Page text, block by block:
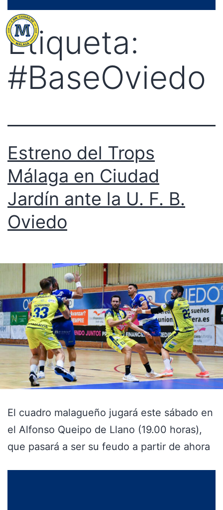
contenido
Etiqueta:
#BaseOviedo
Estreno del Trops
Málaga en Ciudad
Jardín ante la U. F. B.
Oviedo
El cuadro malagueño jugará este sábado en
el Alfonso Queipo de Llano (19.00 horas),
que pasará a ser su feudo a partir de ahora